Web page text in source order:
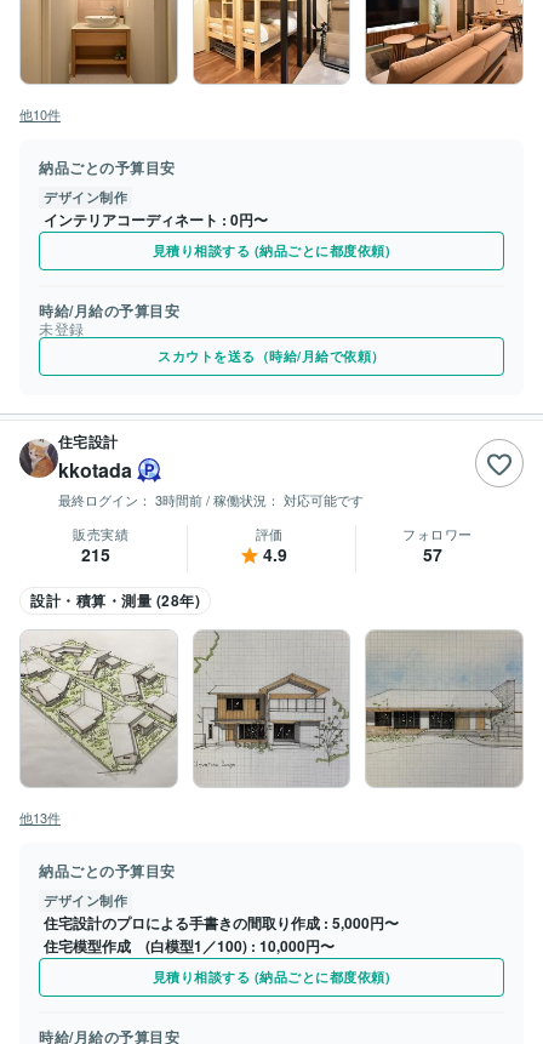
他10件
納品ごとの予算目安
デザイン制作
インテリアコーディネート 0円〜
見積り相談する (納品ごとに都度依頼)
時給/月給の予算目安
未登録
スカウトを送る（時給/月給で依頼）
住宅設計
kkotada
最終ログイン： 3時間前/ 稼働状況： 対応可能です
販売実績
215
評価
4.9
フォロワー
57
設計・積算・測量 (28年)
他13件
納品ごとの予算目安
デザイン制作
住宅設計のプロによる手書きの間取り作成 5,000円〜
住宅模型作成 (白模型1／100) 10,000円〜
見積り相談する (納品ごとに都度依頼)
時給/月給の予算目安